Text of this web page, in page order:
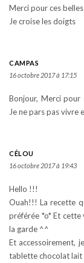
Merci pour ces
Je croise les doigts
CAMPAS
16 octobre 2017 à 17:15
Bonjour, Merci pour
Je ne pars pas vivre
CÉLOU
16 octobre 2017 à 19:43
Hello !!!
Ouah!!! La recette
préférée *o* Et cette
la garde ^^
Et accessoirement,
tablette chocolat lait